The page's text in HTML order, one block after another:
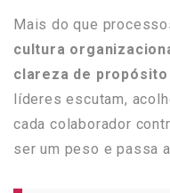
Mais do que
cultura
clareza de
líderes escutam,
cada colaborador
ser um peso e passa